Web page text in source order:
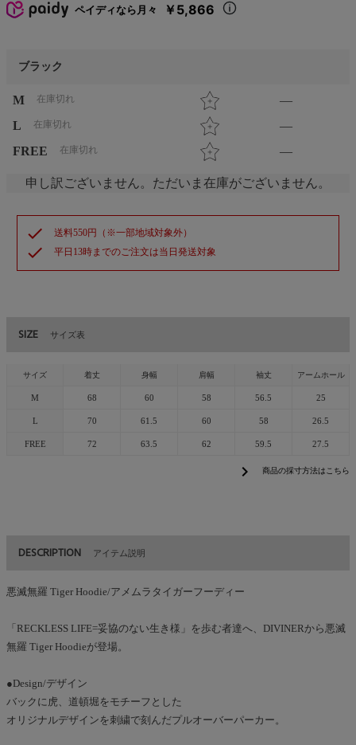
ペイディなら月々 ￥5,866
ブラック
M 在庫切れ
—
L
在庫切れ
—
FREE
在庫切れ —
申し訳ございません。ただいま在庫がございません。
check 送料550円（※一部地域対象外）
check 平日13時までのご注文は当日発送対象
SIZE サイズ表
サイズ 着丈 身幅 肩幅 袖丈 アームホール
M 68 60 58 56.5 25
L 70 61.5 60 58 26.5
FREE 72 63.5 62 59.5 27.5
chevron_right 商品の採寸方法はこちら
DESCRIPTION アイテム説明
悪滅無羅 Tiger Hoodie/アメムラタイガーフーディー
「RECKLESS LIFE=妥協のない生き様」を歩む者達へ、DIVINERから悪滅
無羅 Tiger Hoodieが登場。
●Design/デザイン
バックに虎、道頓堀をモチーフとした
オリジナルデザインを刺繍で刻んだプルオーバーパーカー。